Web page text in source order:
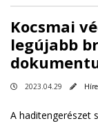
Kocsmai
legújabb
2023.04.29
A haditengerészet